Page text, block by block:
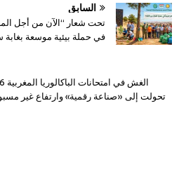
السابق
تحت شعار “الآن من أجل
في حملة بيئية موسعة
تحولت إلى «صناعة رقمية» وارتفاع غير